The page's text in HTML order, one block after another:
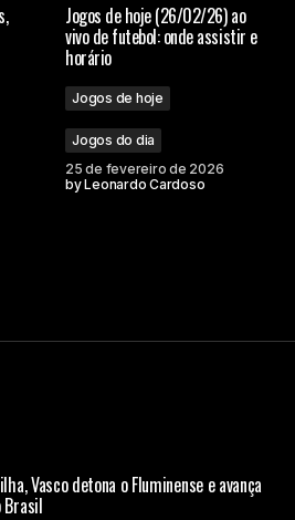
Jogos de hoje (26/02/26) ao
vivo de futebol: onde assistir e
horário
Jogos de hoje
Jogos do dia
25 de fevereiro de 2026
byLeonardo Cardoso
Vasco detona o Fluminense e avança
Brasil